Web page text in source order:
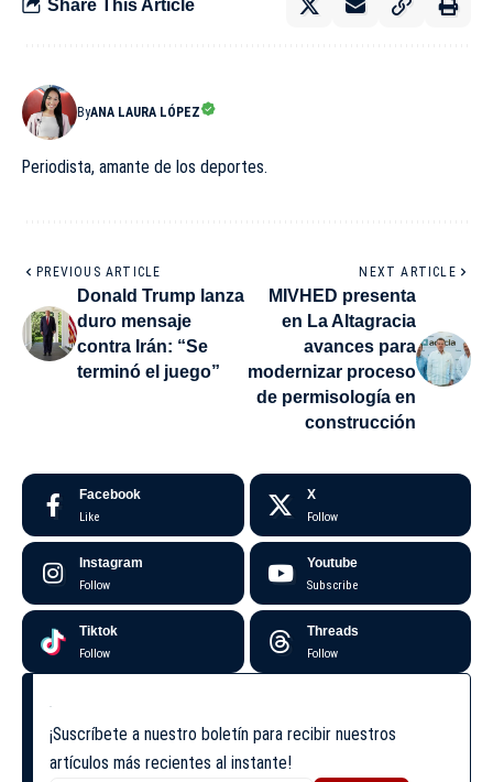
Share This Article
ByANA LAURA LÓPEZ
Periodista, amante de los deportes.
PREVIOUS ARTICLE
Donald Trump lanza
duro mensaje
contra Irán: “Se
terminó el juego”
NEXT ARTICLE
MIVHED presenta
en La Altagracia
avances para
modernizar proceso
de permisología en
construcción
Facebook
Like
X
Follow
Instagram
Follow
Youtube
Subscribe
Tiktok
Follow
Threads
Follow
¡Suscríbete a nuestro boletín para recibir nuestros
artículos más recientes al instante!